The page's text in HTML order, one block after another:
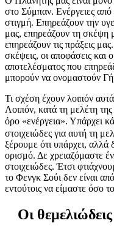
στο Σύμπαν. Ενέργειες
στιγμή. Επηρεάζουν την
μας, επηρεάζουν τη σκέψη
επηρεάζουν τις πράξεις
σκέψεις, οι αποφάσεις και
αποτελέσματος που
μπορούν να ονομαστούν
Τι σχέση έχουν λοιπόν
Λοιπόν, κατά τη μελέτη
όρο «ενέργεια». Υπάρχει
στοιχειώδες για αυτή τη
ξέρουμε ότι υπάρχει,
ορισμό. Δε χρειαζόμαστε
στοιχειώδες. Έτσι
το Φενγκ Σούι δεν είναι
εντούτοις να είμαστε όσο
Οι